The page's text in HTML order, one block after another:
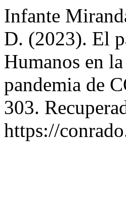
Infante
D. (2023). El
Humanos en
pandemia de
303.
https://